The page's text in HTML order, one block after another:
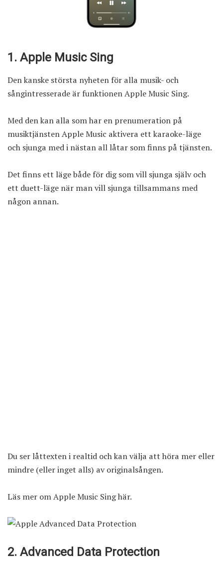
1. Apple Music Sing
Den kanske största nyheten för alla musik- och
sångintresserade är funktionen Apple Music Sing.
Med den kan alla som har en prenumeration på
musiktjänsten Apple Music aktivera ett karaoke-läge
och sjunga med i nästan all låtar som finns på tjänsten.
Det finns ett läge både för dig som vill sjunga själv och
ett duett-läge när man vill sjunga tillsammans med
någon annan.
Du ser låttexten i realtid och kan välja att höra mer eller
mindre (eller inget alls) av originalsången.
Läs mer om Apple Music Sing här.
2. Advanced Data Protection